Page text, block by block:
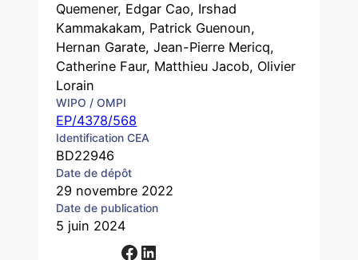
Quemener, Edgar Cao, Irshad
Kammakakam, Patrick Guenoun,
Hernan Garate, Jean-Pierre Mericq,
Catherine Faur, Matthieu Jacob, Olivier
Lorain
WIPO / OMPI
EP/4378/568
Identification CEA
BD22946
Date de dépôt
29 novembre 2022
Date de publication
5 juin 2024
Facebook LinkedIn